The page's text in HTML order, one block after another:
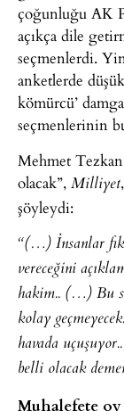
çoğunluğu AK
açıkça dile
seçmenlerdi.
anketlerde
kömürcü’
seçmenlerinin
Mehmet
olacak”, Milliyet
şöyleydi:
“(…) İnsanlar
vereceğini
hakim.. (…) Bu
kolay
havada
belli olacak
Muhalefete